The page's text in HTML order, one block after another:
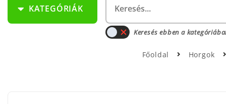
KATEGÓRIÁK
Keresés ebben a
Főoldal Horgok